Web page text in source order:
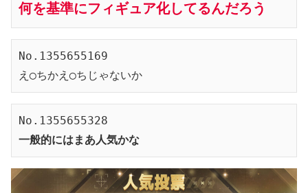
何を基準にフィギュア化してるんだろう
No.1355655169
え◯ちかえ◯ちじゃないか
No.1355655328
一般的にはまあ人気かな